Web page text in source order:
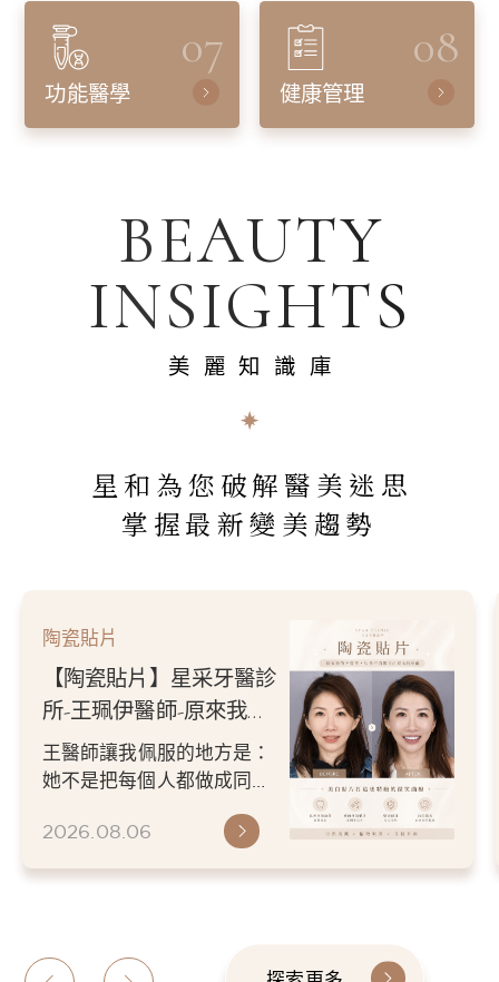
07
功能醫學
08
健康管理
BEAUTY
INSIGHTS
美麗知識庫
星和為您破解醫美迷思
掌握最新變美趨勢
陶瓷貼片
【陶瓷貼片】星采牙醫診
所-王珮伊醫師-原來我的
不愛笑，只是不喜歡自己
原本的牙齒
王醫師讓我佩服的地方是：
她不是把每個人都做成同一
更適合自己的樣子。 現...
2026.08.06